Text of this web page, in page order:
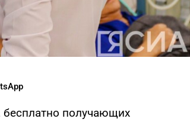
бесплатно получающих